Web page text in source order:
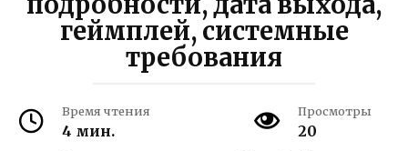
геймплей, системные
требования
Время чтения
4 мин.
Просмотры
20